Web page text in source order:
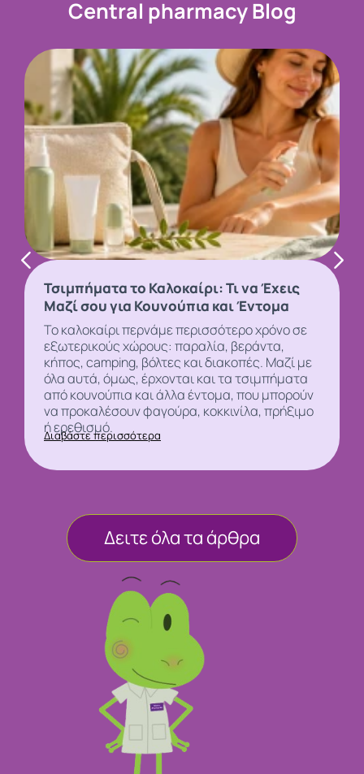
Central pharmacy Blog
Τσιμπήματα το Καλοκαίρι: Τι να Έχεις
Μαζί σου για Κουνούπια και Έντομα
Το καλοκαίρι περνάμε περισσότερο χρόνο σε
εξωτερικούς χώρους: παραλία, βεράντα,
κήπος, camping, βόλτες και διακοπές. Μαζί με
όλα αυτά, όμως, έρχονται και τα τσιμπήματα
απόκουνούπια και άλλα έντομα, που μπορούν
να προκαλέσουν φαγούρα, κοκκινίλα, πρήξιμο
ή ερεθισμό.
Διαβάστε περισσότερα
Δειτε όλα τα άρθρα